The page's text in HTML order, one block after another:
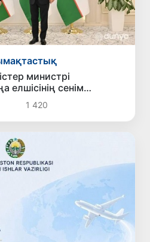
министрі
елшісінің сенім
1 420